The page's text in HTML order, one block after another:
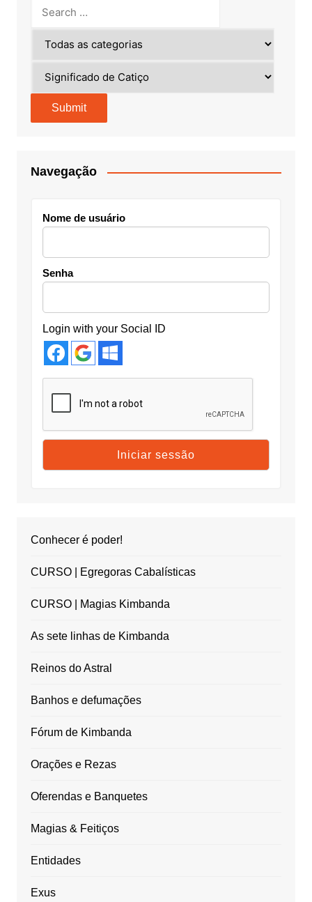
Navegação
Nome de usuário
Senha
Login with your Social ID
Conhecer é poder!
CURSO | Egregoras Cabalísticas
CURSO | Magias Kimbanda
As sete linhas de Kimbanda
Reinos do Astral
Banhos e defumações
Fórum de Kimbanda
Orações e Rezas
Oferendas e Banquetes
Magias & Feitiços
Entidades
Exus